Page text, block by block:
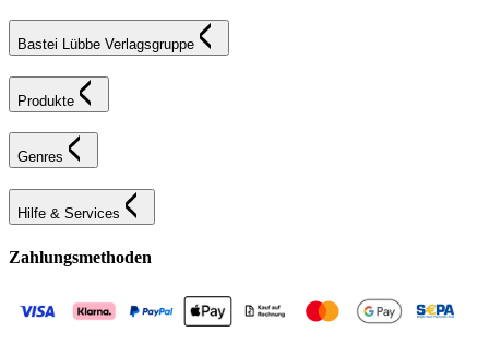
Bastei Lübbe Verlagsgruppe
Produkte
Genres
Hilfe & Services
Zahlungsmethoden